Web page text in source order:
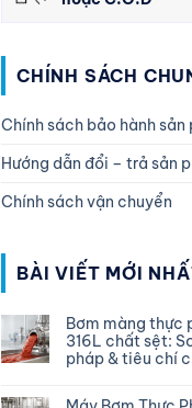
CHÍNH SÁCH
Chính sách bảo hành sản
Hướng dẫn đổi – trả sản
Chính sách vận chuyển
BÀI VIẾT MỚI
Bơm màng thực
316L chất sệt:
pháp & tiêu chí